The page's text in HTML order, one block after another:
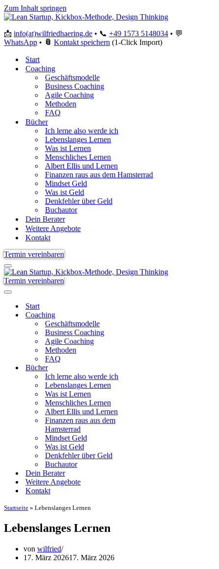
Zum Inhalt springen
📩 info(at)wilfriedhaering.de • 📞 +49 1573 5148034 • 💬
WhatsApp • 📎 Kontakt speichern (1-Click Import)
Start
Coaching
Geschäftsmodelle
Business Coaching
Agile Coaching
Methoden
FAQ
Bücher
Ich lerne also werde ich
Lebenslanges Lernen
Was ist Lernen
Menschliches Lernen
Albert Ellis und Lernen
Finanzen raus aus dem Hamsterrad
Mindset Geld
Was ist Geld
Denkfehler über Geld
Buchautor
Dein Berater
Weitere Angebote
Kontakt
Termin vereinbaren
Navigationsmenü
Termin vereinbaren
Navigationsmenü
Start
Coaching
Geschäftsmodelle
Business Coaching
Agile Coaching
Methoden
FAQ
Bücher
Ich lerne also werde ich
Lebenslanges Lernen
Was ist Lernen
Menschliches Lernen
Albert Ellis und Lernen
Finanzen raus aus dem
Hamsterrad
Mindset Geld
Was ist Geld
Denkfehler über Geld
Buchautor
Dein Berater
Weitere Angebote
Kontakt
Startseite » Lebenslanges Lernen
Lebenslanges Lernen
von wilfried
17. März 202617. März 2026